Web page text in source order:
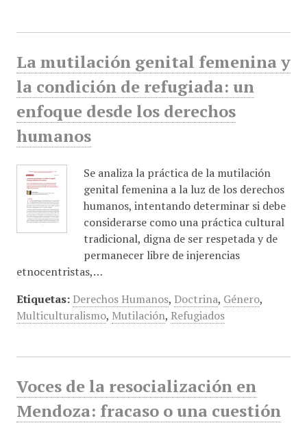
La mutilación genital femenina y
la condición de refugiada: un
enfoque desde los derechos
humanos
Se analiza la práctica de la mutilación
genital femenina a la luz de los derechos
humanos, intentando determinar si debe
considerarse como una práctica cultural
tradicional, digna de ser respetada y de
permanecer libre de injerencias
etnocentristas,…
Etiquetas: Derechos Humanos, Doctrina, Género,
Multiculturalismo, Mutilación, Refugiados
Voces de la resocialización en
Mendoza: fracaso o una cuestión